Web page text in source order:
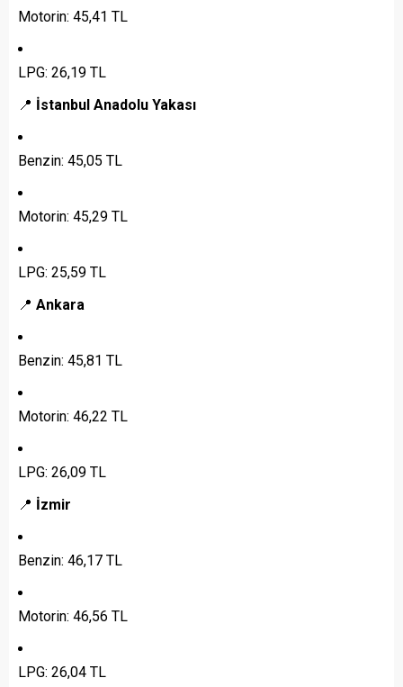
Motorin: 45,41 TL
LPG: 26,19 TL
📍 İstanbul Anadolu Yakası
Benzin: 45,05 TL
Motorin: 45,29 TL
LPG: 25,59 TL
📍 Ankara
Benzin: 45,81 TL
Motorin: 46,22 TL
LPG: 26,09 TL
📍 İzmir
Benzin: 46,17 TL
Motorin: 46,56 TL
LPG: 26,04 TL